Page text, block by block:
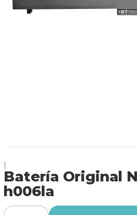
Batería Original
h006la